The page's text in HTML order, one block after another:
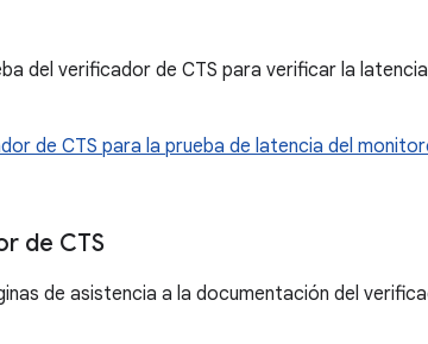
del verificador de CTS para verificar la
de CTS para la prueba de latencia del
de CTS
de asistencia a la documentación del